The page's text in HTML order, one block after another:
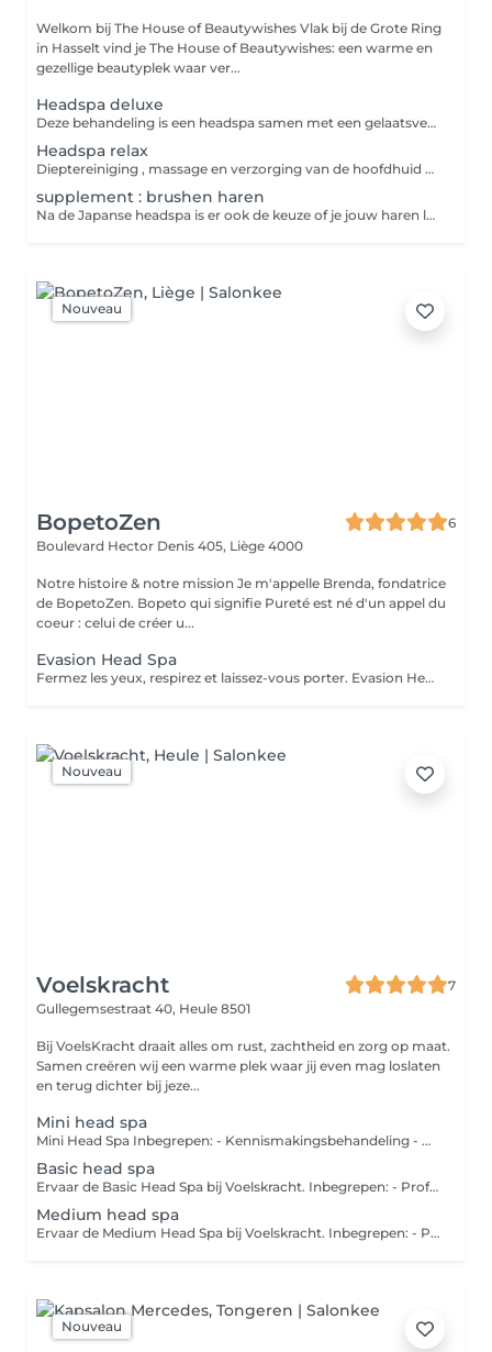
Welkom bij The House of Beautywishes Vlak bij de Grote Ring
in Hasselt vind je The House of Beautywishes: een warme en
gezellige beautyplek waar ver...
Headspa deluxe
Deze behandeling is een headspa samen met een gelaatsverzorging erbij
Headspa relax
Dieptereiniging , massage en verzorging van de hoofdhuid en haar
supplement : brushen haren
Na de Japanse headspa is er ook de keuze of je jouw haren laat brushen
Nouveau
BopetoZen
6
Boulevard Hector Denis 405, Liège 4000
Notre histoire & notre mission Je m'appelle Brenda, fondatrice
de BopetoZen. Bopeto qui signifie Pureté est né d'un appel du
coeur : celui de créer u...
Evasion Head Spa
Fermez les yeux, respirez et laissez-vous porter. Evasion Head Spa est une expérience de bien-être conçue pour offrir un véritable moment de détente et de lâcher-prise. Ce rituel associe soins adaptés aux besoins de vos cheveux, nettoyage du cuir chevelu, massage crânien relaxant et instants de bien-être pour une expérience sensorielle unique. - Produits adaptés à vos besoins - Massage crânien relaxant - Détente profonde - Cheveux doux et sublimés - Une véritable parenthèse pour soi
Nouveau
Voelskracht
7
Gullegemsestraat 40, Heule 8501
Bij VoelsKracht draait alles om rust, zachtheid en zorg op maat.
Samen creëren wij een warme plek waar jij even mag loslaten
en terug dichter bij jeze...
Mini head spa
Mini Head Spa Inbegrepen: - Kennismakingsbehandeling - Ontspannende hoofdhuidmassage - Reiniging van haar en hoofdhuid - Warme waterbeleving De ideale eerste kennismaking met de Head Spa van Voelskracht.
Basic head spa
Ervaar de Basic Head Spa bij Voelskracht. Inbegrepen: - Professionele hoofdhuidscan met scalp camera - Persoonlijk advies op maat van jouw hoofdhuid - Volledige scalp treatment - Luxueuze haar- en hoofdhuidverzorging
Medium head spa
Ervaar de Medium Head Spa bij Voelskracht. Inbegrepen: - Professionele hoofdhuidscan met scalp camera - Persoonlijk advies op maat van jouw hoofdhuid - Volledige scalp treatment - Luxueuze haar- en hoofdhuidverzorging - Lymfedrainage van de armen
Nouveau